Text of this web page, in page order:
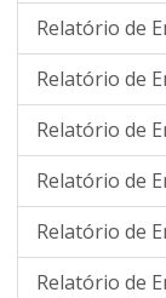
Relatório de
Relatório de
Relatório de
Relatório de
Relatório de
Relatório de